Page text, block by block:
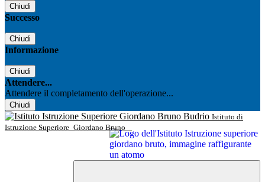
Chiudi
Successo
Chiudi
Informazione
Chiudi
Attendere...
Attendere il completamento dell'operazione...
Chiudi
Istituto di
Istruzione Superiore Giordano Bruno